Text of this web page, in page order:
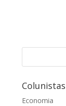
Colunistas
Economia